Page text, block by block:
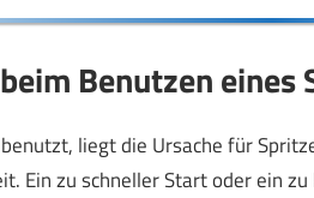
Benutzen
liegt die Ursache für
Ein zu schneller Start oder ein